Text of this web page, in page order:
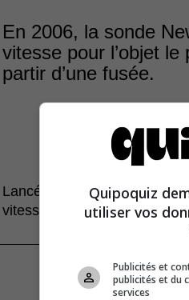
En 2006, la sonde
vitesse pour l’objet le
partir d’une fusée.
Lancée depuis Cape
vitesse de 57 936 km/h (36
Quipoquiz
utiliser vos
Publicités et
publicités et du
services